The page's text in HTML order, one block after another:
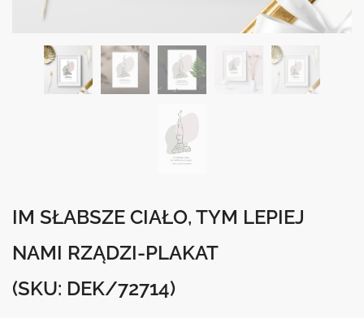
IM SŁABSZE CIAŁO, TYM LEPIEJ
NAMI RZĄDZI-PLAKAT
(SKU: DEK/72714)